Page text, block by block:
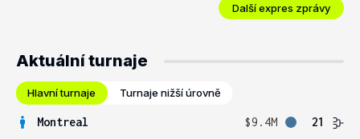
Další expres zprávy
Aktuální turnaje
Hlavní turnaje Turnaje nižší úrovně
Montreal $9.4M
21